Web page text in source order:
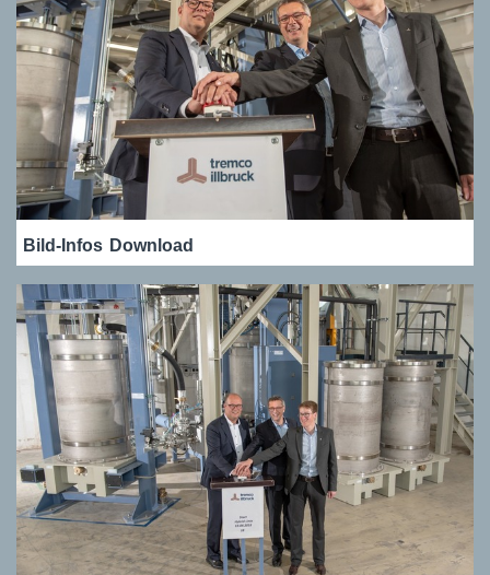
Bild-Infos Download